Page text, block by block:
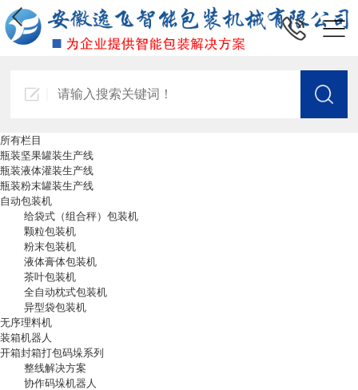
所有栏目
瓶装坚果罐装生产线
瓶装液体灌装生产线
瓶装粉末罐装生产线
自动包装机
给袋式（组合秤）包装机
颗粒包装机
粉末包装机
液体膏体包装机
茶叶包装机
全自动枕式包装机
异型袋包装机
无序理料机
装箱机器人
开箱封箱打包码垛系列
整线解决方案
协作码垛机器人